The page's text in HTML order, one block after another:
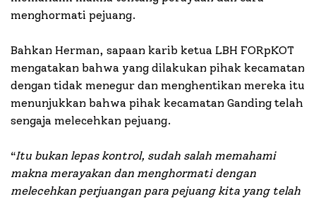
menghormati pejuang.
Bahkan Herman, sapaan karib ketua LBH FORpKOT
mengatakan bahwa yang dilakukan pihak kecamatan
dengan tidak menegur dan menghentikan mereka itu
menunjukkan bahwa pihak kecamatan Ganding telah
sengaja melecehkan pejuang.
“Itu bukan lepas kontrol, sudah salah memahami
makna merayakan dan menghormati dengan
melecehkan perjuangan para pejuang kita yang telah